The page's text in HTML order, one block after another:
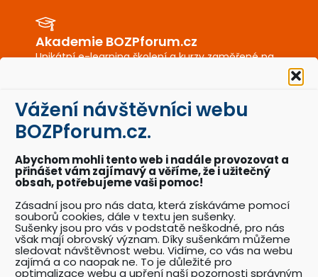
Vážení návštěvníci webu
BOZPforum.cz.
Abychom mohli tento web i nadále provozovat a
přinášet vám zajímavý a věříme, že i užitečný
obsah, potřebujeme vaši pomoc!
Zásadní jsou pro nás data, která získáváme pomocí
souborů cookies, dále v textu jen sušenky.
Sušenky jsou pro vás v podstatě neškodné, pro nás
však mají obrovský význam. Díky sušenkám můžeme
sledovat návštěvnost webu. Vidíme, co vás na webu
zajímá a co naopak ne. To je důležité pro
optimalizace webu a upření naší pozornosti správným
Akademie BOZPforum.cz
Unikátní e-learning školení a kurzy zaměřené na
BOZPkestazeni.cz
Desítky profesionálně připravených vzorových
dokumentů a posterů BOZP a PO.
Akce BOZPforum.cz
Přehled pořádaných akcí se zaměřením na
problematiku BOZP.